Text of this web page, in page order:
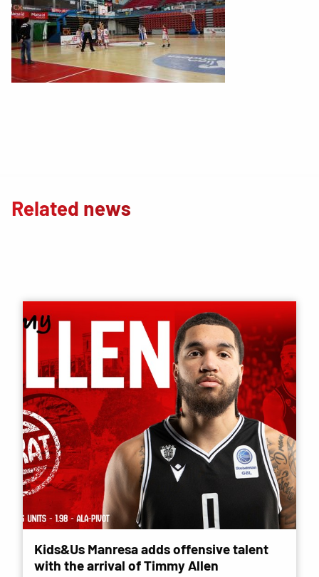
Related news
Kids&Us Manresa adds offensive talent
with the arrival of Timmy Allen